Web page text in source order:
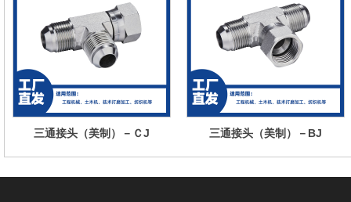
三通接头（美制）－ＣJ 三通接头（美制）－BJ